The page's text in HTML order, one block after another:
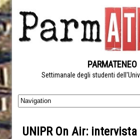
PARMATENEO
Settimanale degli studenti
UNIPR On Air: intervista